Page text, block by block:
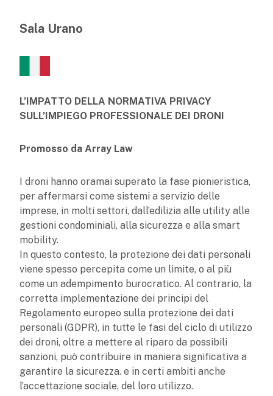
Sala Urano
L’IMPATTO DELLA NORMATIVA PRIVACY
SULL’IMPIEGO PROFESSIONALE DEI DRONI
Promosso da Array Law
I droni hanno oramai superato la fase pionieristica,
per affermarsi come sistemi a servizio delle
imprese, in molti settori, dall’edilizia alle utility alle
gestioni condominiali, alla sicurezza e alla smart
mobility.
In questo contesto, la protezione dei dati personali
viene spesso percepita come un limite, o al più
come un adempimento burocratico. Al contrario, la
corretta implementazione dei principi del
Regolamento europeo sulla protezione dei dati
personali (GDPR), in tutte le fasi del ciclo di utilizzo
dei droni, oltre a mettere al riparo da possibili
sanzioni, può contribuire in maniera significativa a
garantire la sicurezza. e in certi ambiti anche
l’accettazione sociale, del loro utilizzo.